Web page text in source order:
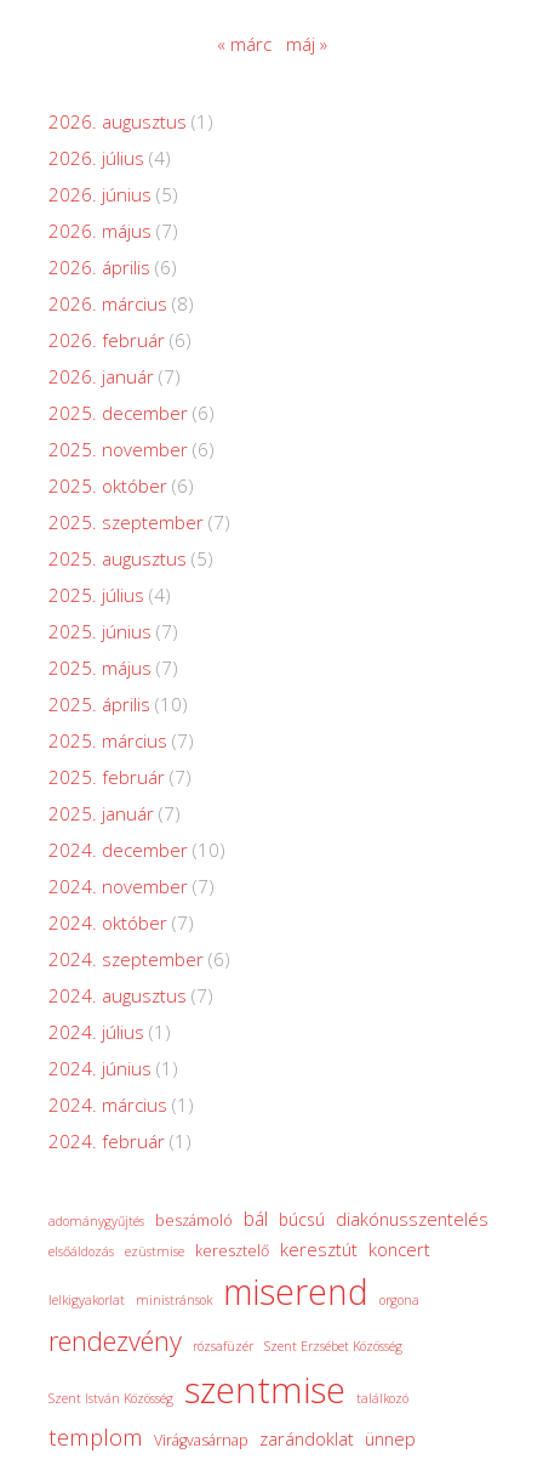
« márc máj »
2026. augusztus (1)
2026. július (4)
2026. június (5)
2026. május (7)
2026. április (6)
2026. március (8)
2026. február (6)
2026. január (7)
2025. december (6)
2025. november (6)
2025. október (6)
2025. szeptember (7)
2025. augusztus (5)
2025. július (4)
2025. június (7)
2025. május (7)
2025. április (10)
2025. március (7)
2025. február (7)
2025. január (7)
2024. december (10)
2024. november (7)
2024. október (7)
2024. szeptember (6)
2024. augusztus (7)
2024. július (1)
2024. június (1)
2024. március (1)
2024. február (1)
adománygyűjtés beszámoló bál búcsú diakónusszentelés
elsőáldozás ezüstmise keresztelő keresztút koncert
lelkigyakorlat ministránsok miserend orgona
rendezvény rózsafüzér Szent Erzsébet Közösség
Szent István Közösség szentmise találkozó
templom Virágvasárnap zarándoklat ünnep